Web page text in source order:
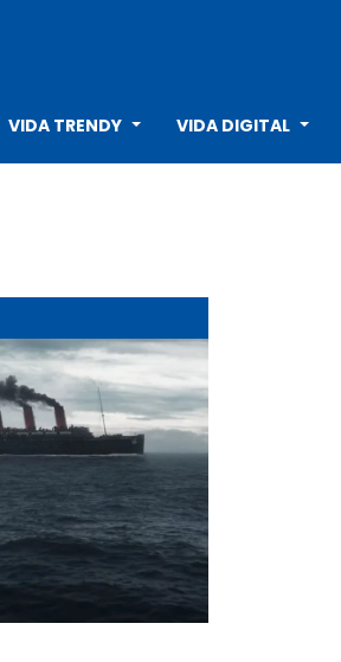
VIDA TRENDY VIDA DIGITAL